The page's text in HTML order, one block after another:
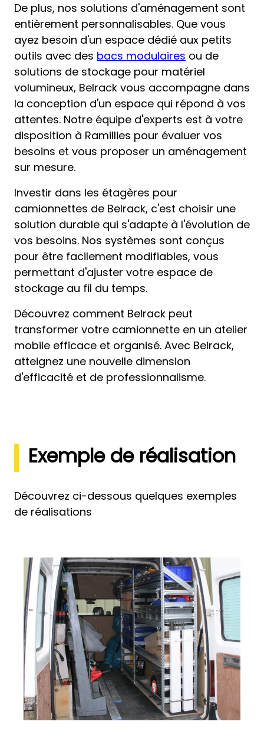
De plus, nos solutions d'aménagement sont
entièrement personnalisables. Que vous
ayez besoin d'un espace dédié aux petits
outils avec des bacs modulaires ou de
solutions de stockage pour matériel
volumineux, Belrack vous accompagne dans
la conception d'un espace qui répond à vos
attentes. Notre équipe d'experts est à votre
disposition à Ramillies pour évaluer vos
besoins et vous proposer un aménagement
sur mesure.
Investir dans les étagères pour
camionnettes de Belrack, c'est choisir une
solution durable qui s'adapte à l'évolution de
vos besoins. Nos systèmes sont conçus
pour être facilement modifiables, vous
permettant d'ajuster votre espace de
stockage au fil du temps.
Découvrez comment Belrack peut
transformer votre camionnette en un atelier
mobile efficace et organisé. Avec Belrack,
atteignez une nouvelle dimension
d'efficacité et de professionnalisme.
Exemple de réalisation
Découvrez ci-dessous quelques exemples
de réalisations